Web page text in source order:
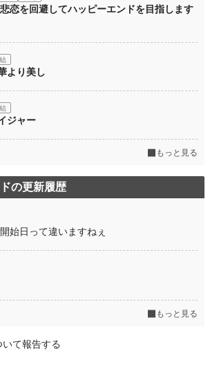
恋を回避してハッピーエンドを目指します
より美し
ジャー
もっと見る
の更新履歴
始日って違いますねぇ
もっと見る
て報告する